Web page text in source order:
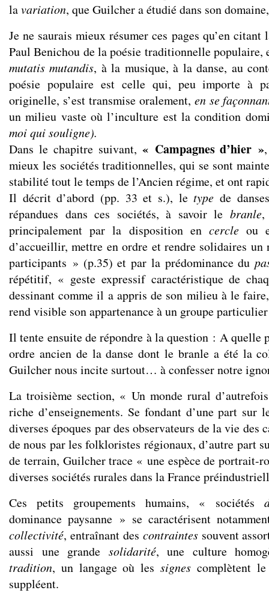
lavariation, que Guilcher a étudié dans son
Je ne saurais mieux résumer ces pages qu’en
Paul Benichou de la poésie traditionnelle populaire,
mutatis mutandis, à la musique, à la danse, au
poésie populaire est celle qui, peu importe à
originelle, s’est transmise oralement, en se
un milieu vaste où l’inculture est la condition
moi qui souligne).
Dans le chapitre suivant, « Campagnes d’hier »
mieux les sociétés traditionnelles, qui se sont
stabilité tout le temps de l’Ancien régime, et ont
Il décrit d’abord (pp. 33 et s.), letype de
répandues dans ces sociétés, à savoir le branle,
principalement par la disposition en cercle ou
d’accueillir, mettre en ordre et rendre solidaires un
participants » (p.35) et par la prédominance du
répétitif, « geste expressif caractéristique de
dessinant comme il a appris de son milieu à le
rend visible son appartenance à un groupe
Il tente ensuite de répondre à la question : A quelle
ordre ancien de la danse dont le branle a été la
Guilcher nous incite surtout… à confesser notre
La troisième section, « Un monde rural
riche d’enseignements. Se fondant d’une part sur
diverses époques par des observateurs de la vie des
de nous par les folkloristes régionaux, d’autre part
de terrain, Guilcher trace « une espèce de portrait-
diverses sociétés rurales dans la France
Ces petits groupements humains, « sociétés
dominance paysanne » se caractérisent
collectivité, entraînant des contraintessouvent
aussi une grande solidarité, une culture
tradition, un langage où lessignes complètent
suppléent.